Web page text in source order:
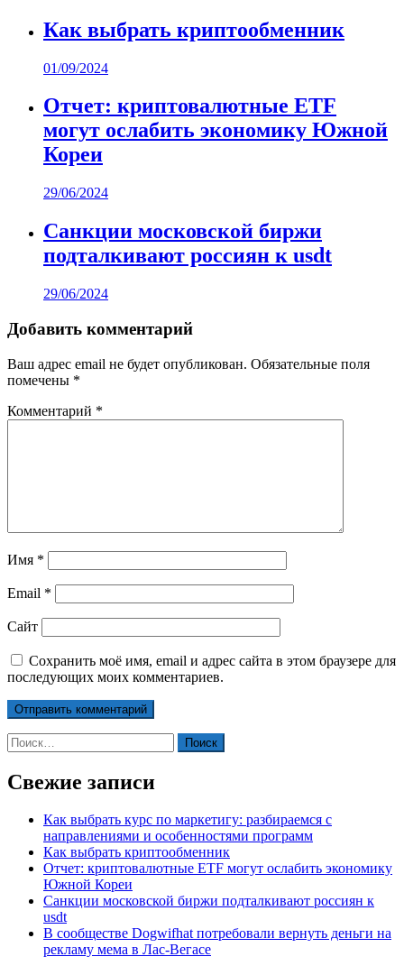
Как выбрать криптообменник
01/09/2024
Отчет: криптовалютные ETF
могут ослабить экономику Южной
Кореи
29/06/2024
Санкции московской биржи
подталкивают россиян к usdt
29/06/2024
Добавить комментарий
Ваш адрес email не будет опубликован. Обязательные поля
помечены *
Комментарий *
Имя *
Email *
Сайт
Сохранить моё имя, email и адрес сайта в этом браузере для
последующих моих комментариев.
Найти:
Свежие записи
Как выбрать курс по маркетигу: разбираемся с
направлениями и особенностями программ
Как выбрать криптообменник
Отчет: криптовалютные ETF могут ослабить экономику
Южной Кореи
Санкции московской биржи подталкивают россиян к
usdt
В сообществе Dogwifhat потребовали вернуть деньги на
рекламу мема в Лас-Вегасе